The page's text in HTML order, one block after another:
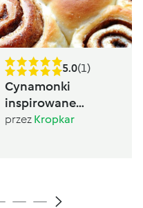
5.0(1)
Cynamonki
inspirowane
Sugarlady
przez Kropkar